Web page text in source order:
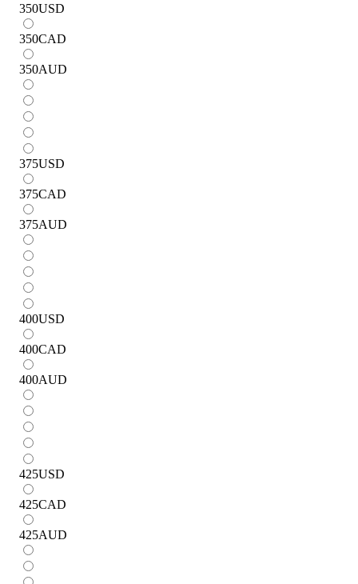
350USD
350CAD
350AUD
375USD
375CAD
375AUD
400USD
400CAD
400AUD
425USD
425CAD
425AUD